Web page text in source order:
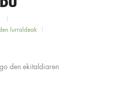
lurraldeak
den ekitaldiaren